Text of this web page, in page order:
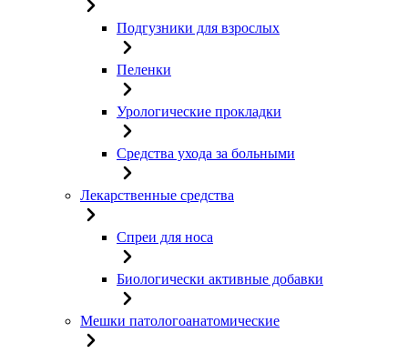
Подгузники для взрослых
Пеленки
Урологические прокладки
Средства ухода за больными
Лекарственные средства
Спреи для носа
Биологически активные добавки
Мешки патологоанатомические